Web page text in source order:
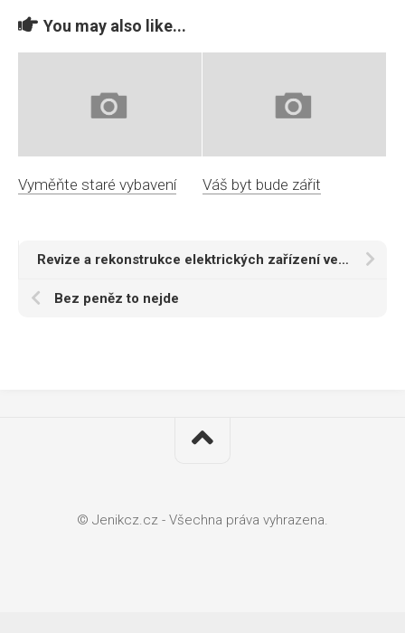
You may also like...
Vyměňte staré vybavení Váš byt bude zářit
Revize a rekonstrukce elektrických zařízení ve školních budovách
Bez peněz to nejde
© Jenikcz.cz - Všechna práva vyhrazena.